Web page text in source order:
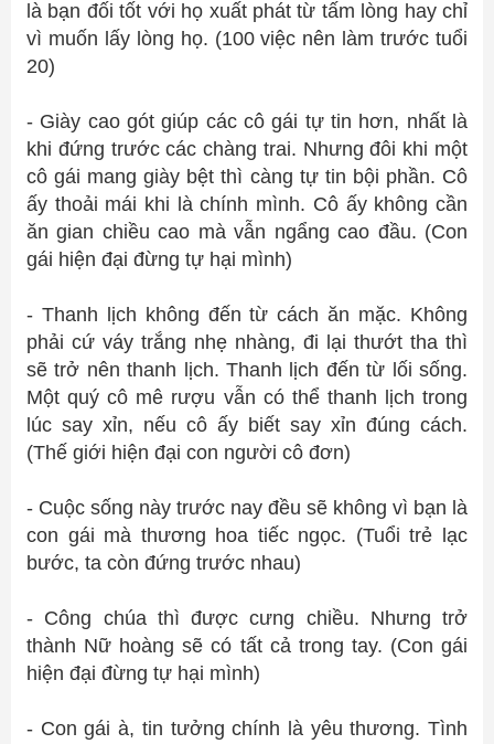
là bạn đối tốt với họ xuất phát từ tấm lòng hay chỉ
vì muốn lấy lòng họ. (100 việc nên làm trước tuổi
20)
- Giày cao gót giúp các cô gái tự tin hơn, nhất là
khi đứng trước các chàng trai. Nhưng đôi khi một
cô gái mang giày bệt thì càng tự tin bội phần. Cô
ấy thoải mái khi là chính mình. Cô ấy không cần
ăn gian chiều cao mà vẫn ngẩng cao đầu. (Con
gái hiện đại đừng tự hại mình)
- Thanh lịch không đến từ cách ăn mặc. Không
phải cứ váy trắng nhẹ nhàng, đi lại thướt tha thì
sẽ trở nên thanh lịch. Thanh lịch đến từ lối sống.
Một quý cô mê rượu vẫn có thể thanh lịch trong
lúc say xỉn, nếu cô ấy biết say xỉn đúng cách.
(Thế giới hiện đại con người cô đơn)
- Cuộc sống này trước nay đều sẽ không vì bạn là
con gái mà thương hoa tiếc ngọc. (Tuổi trẻ lạc
bước, ta còn đứng trước nhau)
- Công chúa thì được cưng chiều. Nhưng trở
thành Nữ hoàng sẽ có tất cả trong tay. (Con gái
hiện đại đừng tự hại mình)
- Con gái à, tin tưởng chính là yêu thương. Tình